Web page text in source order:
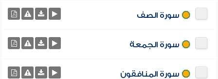
سورة الصف
سورة الجمعة
سورة المنافقون